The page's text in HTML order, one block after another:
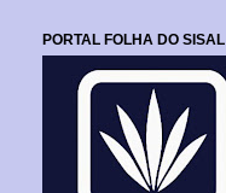
PORTAL FOLHA DO SISAL